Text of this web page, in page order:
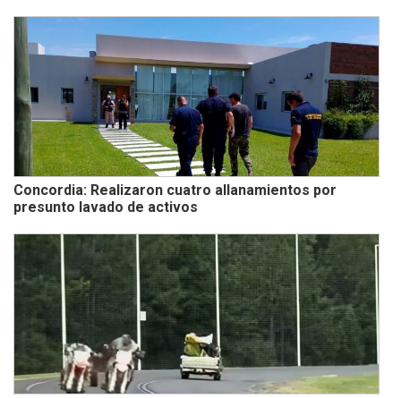
Concordia: Realizaron cuatro allanamientos por
presunto lavado de activos